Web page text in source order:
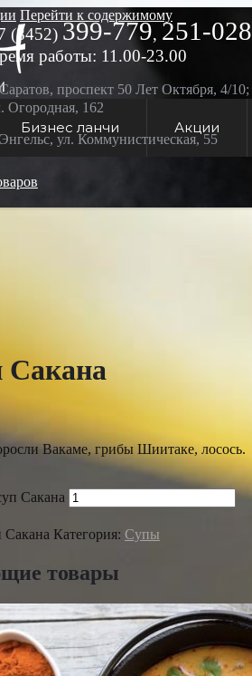
Перейти к содержимому
Бизнес ланчи Акции
(8452) 399-779, 251-028
работы: 11.00-23.00
проспект 50 Лет Октября, 4/10;
Огородная, 162
ул. Коммунистическая, 55
Сакана
Вакаме, грибы Шиитаке, лосось.
Сакана
Сакана Категория: Супы
товары